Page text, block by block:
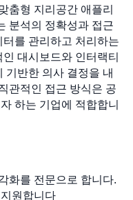
춤형 지리공간 애플리
분석의 정확성과 접근
를 관리하고 처리하는
대시보드와 인터랙티
기반한 의사 결정을 내
관적인 접근 방식은 공
하는 기업에 적합합니
화를 전문으로 합니다.
원합니다